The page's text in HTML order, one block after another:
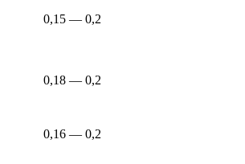
0,15 — 0,2
0,18 — 0,2
0,16 — 0,2